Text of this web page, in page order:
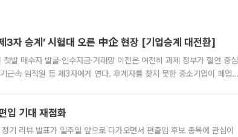
3자 승계’ 시험대 오른 中企 현장 [기업승계 대전환]
발 매수자 발굴·인수자금·거래망 이전은 여전히 과제 정부가 혈연 중심
근속 임직원 등 제3자에게 연다. 후계자를 찾지 못한 중소기업이 폐업
입 기대 재점화
기 리뷰 발표가 일주일 앞으로 다가오면서 편출입 후보 종목에 관심이